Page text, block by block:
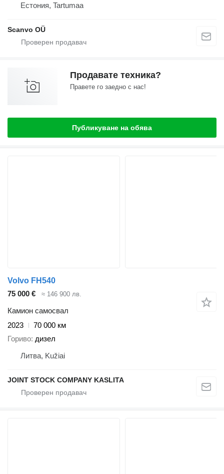
Естония, Tartumaa
Scanvo OÜ
Продавате техника?
Правете го заедно с нас!
Публикуване на обява
Volvo FH540
75 000 €
≈ 146 900 лв.
Камион самосвал
2023
70 000 км
Гориво дизел
Литва, Kužiai
JOINT STOCK COMPANY KASLITA